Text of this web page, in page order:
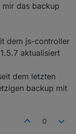
das backup
dem js-controller
aktualisiert
dem letzten
backup mit
0